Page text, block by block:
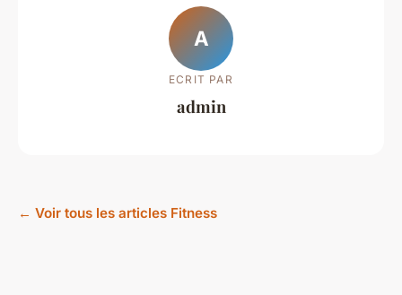
A
ECRIT PAR
admin
← Voir tous les articles Fitness